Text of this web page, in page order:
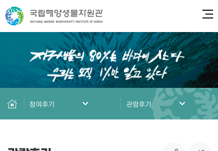
참여후기 관람후기